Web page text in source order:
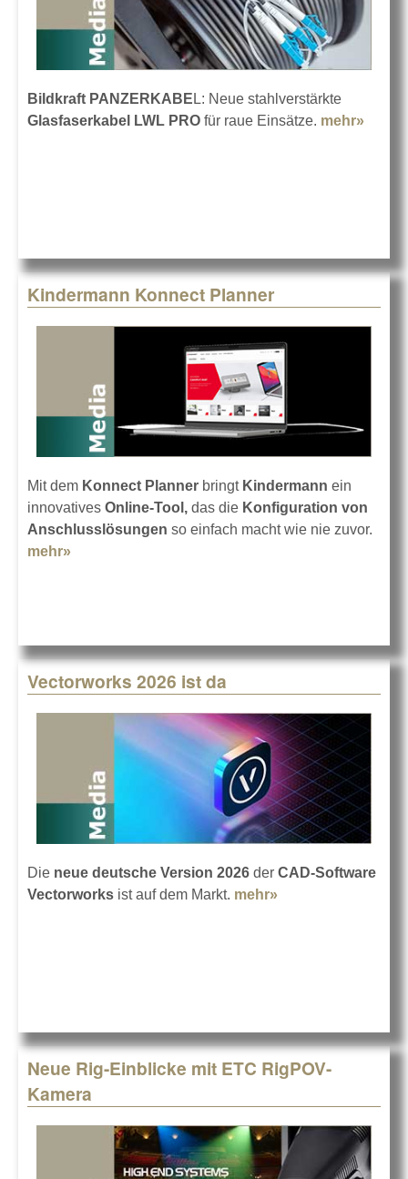
Bildkraft PANZERKABE L: Neue stahlverstärkte
Glasfaserkabel LWL PRO für raue Einsätze. mehr»
Kindermann Konnect Planner
Mit dem Konnect Planner bringt Kindermann ein
innovatives Online-Tool, das die Konfiguration von
Anschlusslösungen so einfach macht wie nie zuvor.
mehr»
Vectorworks 2026 ist da
Die neue deutsche Version 2026 der CAD-Software
Vectorworks ist auf dem Markt. mehr»
Neue Rig-Einblicke mit ETC RigPOV-
Kamera